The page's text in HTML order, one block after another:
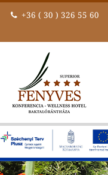
+36 ( 30 ) 326 55 60